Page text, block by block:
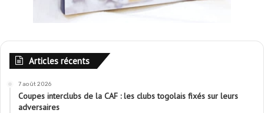
Articles récents
7 août 2026
Coupes interclubs de la CAF : les clubs togolais fixés sur leurs
adversaires